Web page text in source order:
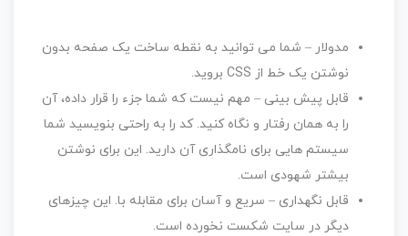
مدولار – شما می توانید به نقطه ساخت یک صفحه بدون
نوشتن یک خط از CSS بروید.
قابل پیش بینی – مهم نیست که شما جزء را قرار داده، آن
را به همان رفتار و نگاه کنید. کد را به راحتی بنویسید شما
سیستم هایی برای نامگذاری آن دارید. این برای نوشتن
بیشتر شهودی است.
قابل نگهداری – سریع و آسان برای مقابله با. این چیزهای
دیگر در سایت شکست نخورده است.